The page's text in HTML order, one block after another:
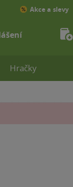
Hračky
Akce a slevy